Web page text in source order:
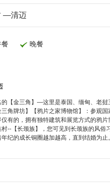
—清迈
晚餐
【金三角】—这里是泰国、缅甸、老
角牌坊】【鸦片之家博物馆】：参观
有的，拥有独特建筑和展览方式的鸦
长颈族】，您可见到长颈族的风俗习
纪的成长铜圈越加越高，直到结婚为